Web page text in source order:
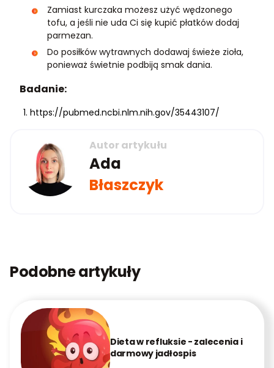
Zamiast kurczaka możesz użyć wędzonego
tofu, a jeśli nie uda Ci się kupić płatków dodaj
parmezan.
Do posiłków wytrawnych dodawaj świeże zioła,
ponieważ świetnie podbiją smak dania.
Badanie:
https://pubmed.ncbi.nlm.nih.gov/35443107/
Autor artykułu
Ada
Błaszczyk
Podobne artykuły
Dieta w refluksie - zalecenia i
darmowy jadłospis